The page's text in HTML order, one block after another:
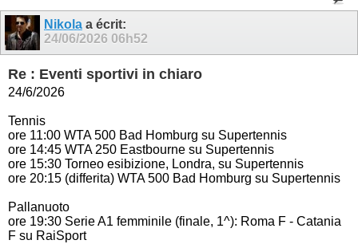
Nikola a écrit:
24/06/2026 06h52
Re : Eventi sportivi in chiaro
24/6/2026
Tennis
ore 11:00 WTA 500 Bad Homburg su Supertennis
ore 14:45 WTA 250 Eastbourne su Supertennis
ore 15:30 Torneo esibizione, Londra, su Supertennis
ore 20:15 (differita) WTA 500 Bad Homburg su Supertennis
Pallanuoto
ore 19:30 Serie A1 femminile (finale, 1^): Roma F - Catania
F su RaiSport